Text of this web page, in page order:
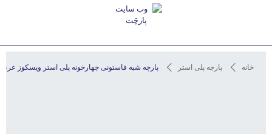
خانه پارچه پلی استر پارچه شبه فاستونی چهارخونه پلی استر ویسکوز عرض 150س م – کد
استعلام آخرین قیمت و مشاوره